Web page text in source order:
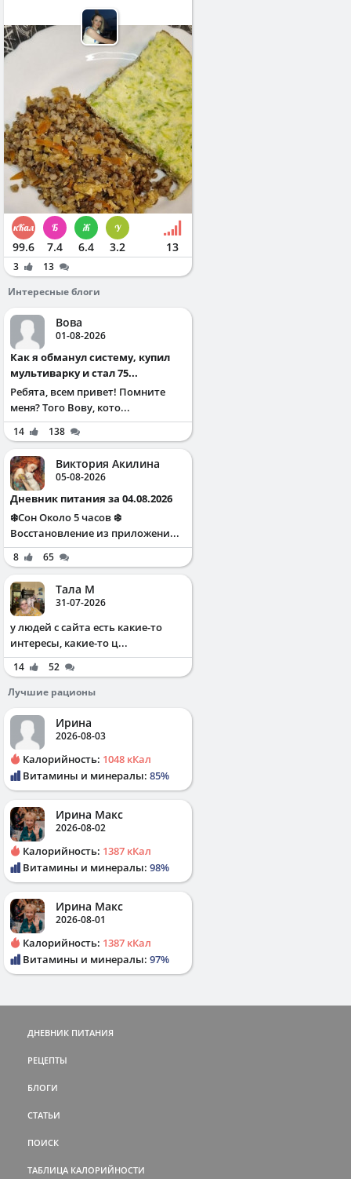
99.6 7.4 6.4 3.2 13
3
13
Интересные блоги
Вова
01-08-2026
Как я обманул систему, купил
мультиварку и стал 75...
Ребята, всем привет! Помните
меня? Того Вову, кото...
14 138
Виктория Акилина
05-08-2026
Дневник питания за 04.08.2026
❄️Сон Около 5 часов ❄️
Восстановление из приложени...
8 65
Тала М
31-07-2026
у людей с сайта есть какие-то
интересы, какие-то ц...
14
52
Лучшие рационы
Ирина
2026-08-03
Калорийность: 1048 кКал
Витамины и минералы: 85%
Ирина Макс
2026-08-02
Калорийность: 1387 кКал
Витамины и минералы: 98%
Ирина Макс
2026-08-01
Калорийность: 1387 кКал
Витамины и минералы: 97%
ДНЕВНИК ПИТАНИЯ
РЕЦЕПТЫ
БЛОГИ
СТАТЬИ
ПОИСК
ТАБЛИЦА КАЛОРИЙНОСТИ